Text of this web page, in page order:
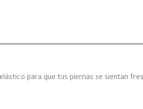
para que tus piernas se sientan